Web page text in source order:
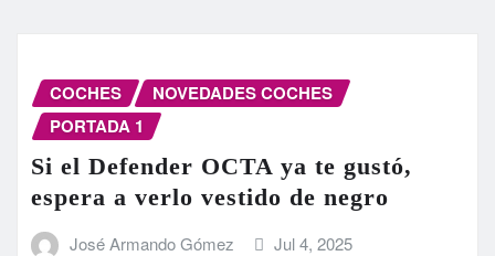
COCHES
NOVEDADES COCHES
PORTADA 1
Si el Defender OCTA ya te gustó,
espera a verlo vestido de negro
José Armando Gómez Jul 4, 2025